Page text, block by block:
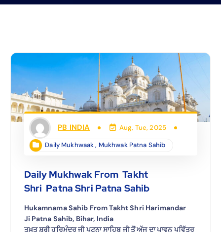
PB INDIA Aug, Tue, 2025
Daily Mukhwaak, Mukhwak Patna Sahib
Daily Mukhwak From Takht
Shri Patna Shri Patna Sahib
Hukamnama Sahib From Takht Shri Harimandar
Ji Patna Sahib, Bihar, India
ਤਖ਼ਤ ਸ਼੍ਰੀ ਹਰਿਮੰਦਰ ਜੀ ਪਟਨਾ ਸਾਹਿਬ ਜੀ ਤੋਂ ਅੱਜ ਦਾ ਪਾਵਨ ਪਵਿੱਤਰ